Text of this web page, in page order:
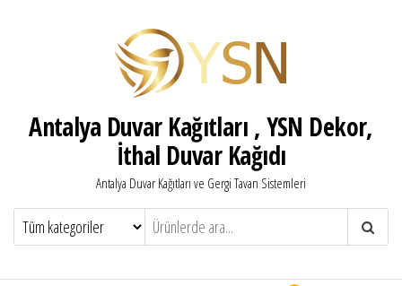
Antalya Duvar Kağıtları , YSN Dekor,
İthal Duvar Kağıdı
Antalya Duvar Kağıtları ve Gergi Tavan Sistemleri